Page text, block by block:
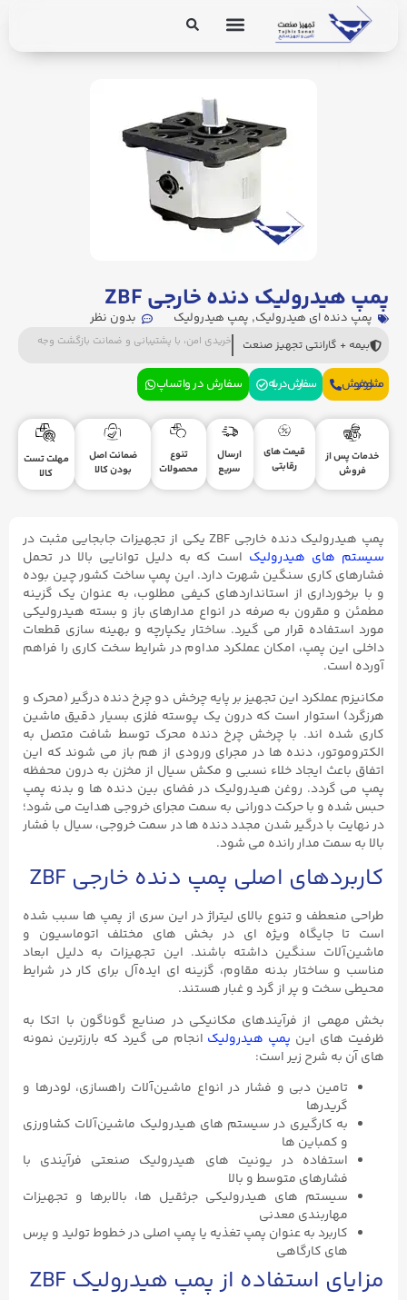
پمپ هیدرولیک دنده خارجی ZBF
پمپ دنده ای هیدرولیک, پمپ هیدرولیک بدون نظر
بیمه + گارانتی تجهیز صنعت خریدی امن، با پشتیبانی و ضمانت بازگشت وجه
مشاوره فروش سفارش در بله سفارش در واتساپ
خدمات پس از
فروش
قیمت های
رقابتی
ارسال
سریع
تنوع
محصولات
ضمانت اصل
بودن کالا
مهلت تست
کالا
پمپ هیدرولیک دنده خارجی ZBF یکی از تجهیزات جابجایی مثبت در
سیستم ‌های هیدرولیک است که به دلیل توانایی بالا در تحمل
فشارهای کاری سنگین شهرت دارد. این پمپ ساخت کشور چین بوده
و با برخورداری از استانداردهای کیفی مطلوب، به عنوان یک گزینه
مطمئن و مقرون ‌به ‌صرفه در انواع مدارهای باز و بسته هیدرولیکی
مورد استفاده قرار می ‌گیرد. ساختار یکپارچه و بهینه ‌سازی قطعات
داخلی این پمپ، امکان عملکرد مداوم در شرایط سخت کاری را فراهم
آورده است.
مکانیزم عملکرد این تجهیز بر پایه چرخش دو چرخ‌ دنده درگیر (محرک و
هرزگرد) استوار است که درون یک پوسته فلزی بسیار دقیق ماشین
‌کاری شده‌ اند. با چرخش چرخ ‌دنده محرک توسط شافت متصل به
الکتروموتور، دنده‌ ها در مجرای ورودی از هم باز می‌ شوند که این
اتفاق باعث ایجاد خلاء نسبی و مکش سیال از مخزن به درون محفظه
پمپ می‌ گردد. روغن هیدرولیک در فضای بین دنده‌ ها و بدنه پمپ
حبس شده و با حرکت دورانی به سمت مجرای خروجی هدایت می‌ شود؛
در نهایت با درگیر شدن مجدد دنده‌ ها در سمت خروجی، سیال با فشار
بالا به سمت مدار رانده می ‌شود.
کاربردهای اصلی پمپ دنده خارجی ZBF
طراحی منعطف و تنوع بالای لیتراژ در این سری از پمپ‌ ها سبب شده
است تا جایگاه ویژه‌ ای در بخش‌ های مختلف اتوماسیون و
ماشین‌آلات سنگین داشته باشند. این تجهیزات به دلیل ابعاد
مناسب و ساختار بدنه مقاوم، گزینه ‌ای ایده‌آل برای کار در شرایط
محیطی سخت و پر از گرد و غبار هستند.
بخش مهمی از فرآیندهای مکانیکی در صنایع گوناگون با اتکا به
ظرفیت ‌های این پمپ هیدرولیک انجام می ‌گیرد که بارزترین نمونه
‌های آن به شرح زیر است:
تامین دبی و فشار در انواع ماشین‌آلات راهسازی، لودرها و
گریدرها
به کارگیری در سیستم‌ های هیدرولیک ماشین‌آلات کشاورزی
و کمباین‌ ها
استفاده در یونیت ‌های هیدرولیک صنعتی فرآیندی با
فشارهای متوسط و بالا
سیستم ‌های هیدرولیکی جرثقیل‌ ها، بالابرها و تجهیزات
مهاربندی معدنی
کاربرد به عنوان پمپ تغذیه یا پمپ اصلی در خطوط تولید و پرس
‌های کارگاهی
مزایای استفاده از پمپ هیدرولیک ZBF